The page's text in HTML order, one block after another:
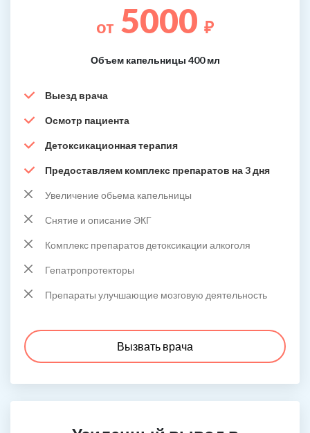
от 5000 ₽
Объем капельницы 400 мл
Выезд врача
Осмотр пациента
Детоксикационная терапия
Предоставляем комплекс препаратов на 3 дня
Увеличение обьема капельницы
Снятие и описание ЭКГ
Комплекс препаратов детоксикации алкоголя
Гепатропротекторы
Препараты улучшающие мозговую деятельность
Вызвать врача